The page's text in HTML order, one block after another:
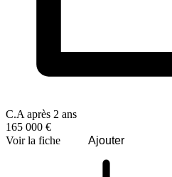
C.A après 2 ans
165 000 €
Voir la fiche
Ajouter